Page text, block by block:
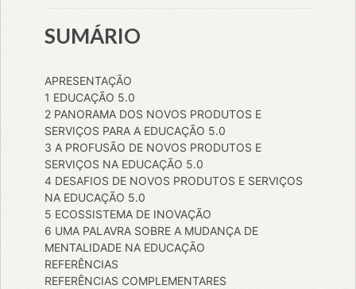
SUMÁRIO
APRESENTAÇÃO
1 EDUCAÇÃO 5.0
2 PANORAMA DOS NOVOS PRODUTOS E
SERVIÇOS PARA A EDUCAÇÃO 5.0
3 A PROFUSÃO DE NOVOS PRODUTOS E
SERVIÇOS NA EDUCAÇÃO 5.0
4 DESAFIOS DE NOVOS PRODUTOS E SERVIÇOS
NA EDUCAÇÃO 5.0
5 ECOSSISTEMA DE INOVAÇÃO
6 UMA PALAVRA SOBRE A MUDANÇA DE
MENTALIDADE NA EDUCAÇÃO
REFERÊNCIAS
REFERÊNCIAS COMPLEMENTARES